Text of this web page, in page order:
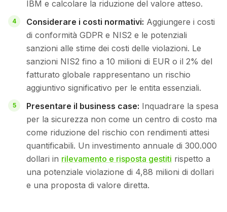
IBM e calcolare la riduzione del valore atteso.
Considerare i costi normativi: Aggiungere i costi
di conformità GDPR e NIS2 e le potenziali
sanzioni alle stime dei costi delle violazioni. Le
sanzioni NIS2 fino a 10 milioni di EUR o il 2% del
fatturato globale rappresentano un rischio
aggiuntivo significativo per le entita essenziali.
Presentare il business case: Inquadrare la spesa
per la sicurezza non come un centro di costo ma
come riduzione del rischio con rendimenti attesi
quantificabili. Un investimento annuale di 300.000
dollari in rilevamento e risposta gestiti rispetto a
una potenziale violazione di 4,88 milioni di dollari
e una proposta di valore diretta.